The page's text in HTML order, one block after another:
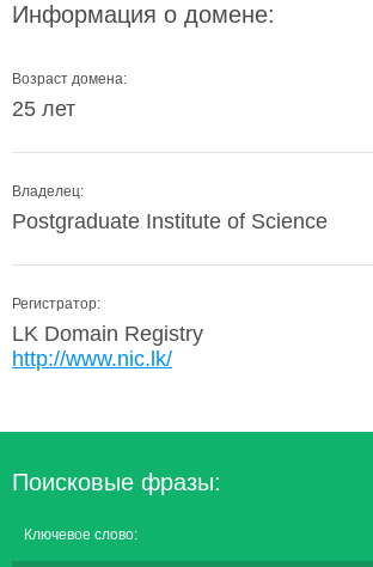
Информация о домене:
Возраст домена:
25 лет
Владелец:
Postgraduate Institute of Science
Регистратор:
LK Domain Registry
http://www.nic.lk/
Поисковые фразы:
Ключевое слово: